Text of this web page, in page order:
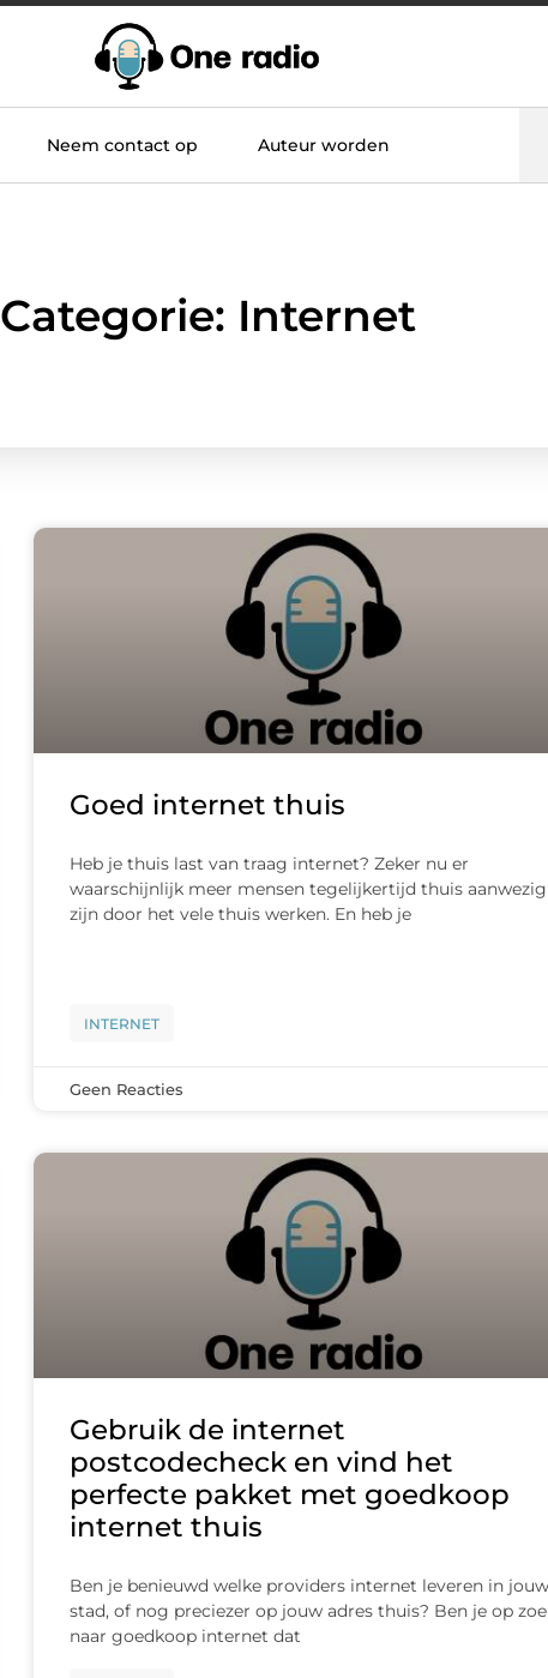
Neem contact op Auteur worden
Categorie: Internet
Goed internet thuis
Heb je thuis last van traag internet? Zeker nu er
waarschijnlijk meer mensen tegelijkertijd thuis aanwezig
zijn door het vele thuis werken. En heb je
INTERNET
Geen Reacties
Gebruik de internet
postcodecheck en vind het
perfecte pakket met goedkoop
internet thuis
Ben je benieuwd welke providers internet leveren in jouw
stad, of nog preciezer op jouw adres thuis? Ben je op
naar goedkoop internet dat